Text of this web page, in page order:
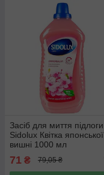
Засіб для миття підлоги
Sidolux Квітка японської
вишні 1000 мл
71 ₴ 79,05 ₴